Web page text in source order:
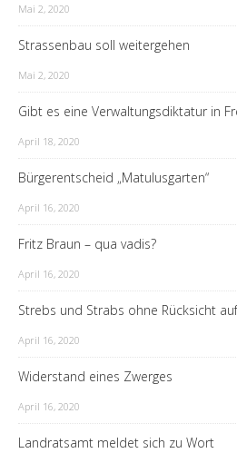
Mai 2, 2020
Strassenbau soll weitergehen
Mai 2, 2020
Gibt es eine Verwaltungsdiktatur in
April 18, 2020
Bürgerentscheid „Matulusgarten“
April 16, 2020
Fritz Braun – qua vadis?
April 16, 2020
Strebs und Strabs ohne Rücksicht
April 16, 2020
Widerstand eines Zwerges
April 16, 2020
Landratsamt meldet sich zu Wort